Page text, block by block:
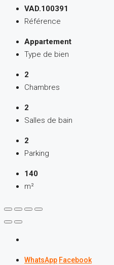
VAD.100391
Référence
Appartement
Type de bien
2
Chambres
2
Salles de bain
2
Parking
140
m²
WhatsApp Facebook